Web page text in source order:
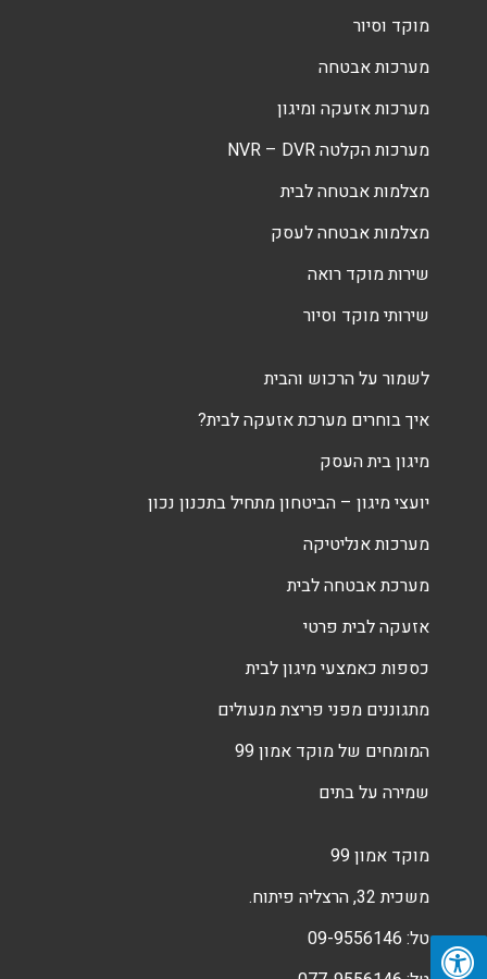
מוקד וסיור
מערכות אבטחה
מערכות אזעקה ומיגון
מערכות הקלטה NVR – DVR
מצלמות אבטחה לבית
מצלמות אבטחה לעסק
שירות מוקד רואה
שירותי מוקד וסיור
לשמור על הרכוש והבית
איך בוחרים מערכת אזעקה לבית?
מיגון בית העסק
יועצי מיגון – הביטחון מתחיל בתכנון נכון
מערכות אנליטיקה
מערכת אבטחה לבית
אזעקה לבית פרטי
כספות כאמצעי מיגון לבית
מתגוננים מפני פריצת מנעולים
המומחים של מוקד אמון 99
שמירה על בתים
מוקד אמון 99
משכית 32, הרצליה פיתוח.
טל: 09-9556146